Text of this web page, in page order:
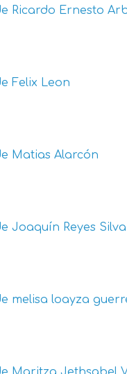
Ricardo Ernesto
Felix Leon
Matias Alarcón
Joaquín Reyes Silva
melisa loayza